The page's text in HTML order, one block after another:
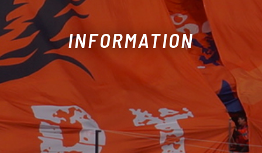
INFORMATION